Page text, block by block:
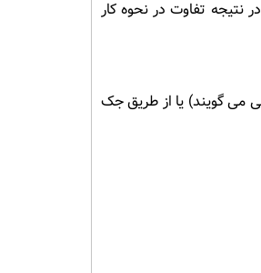
تفاوت در نحوه کار
می گویند) یا از طریق جک